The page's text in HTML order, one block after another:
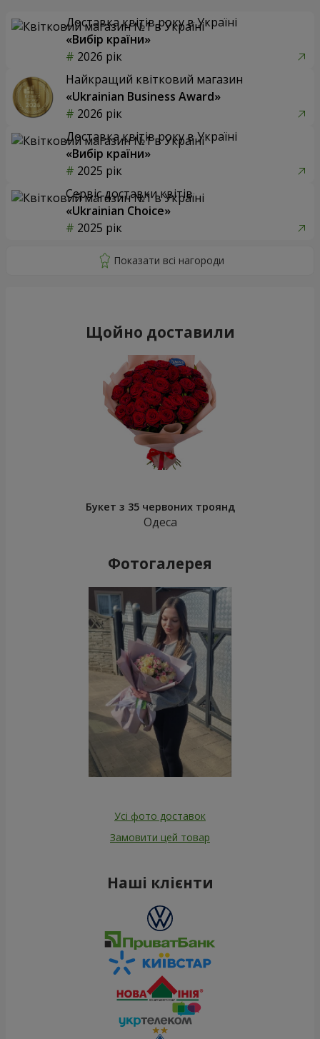
Доставка квітів року в Україні
«Вибір країни»
2026 рік
Найкращий квітковий магазин
«Ukrainian Business Award»
2026 рік
Доставка квітів року в Україні
«Вибір країни»
2025 рік
Сервіс доставки квітів
«Ukrainian Choice»
2025 рік
Щойно доставили
Букет з 35 червоних троянд
Одеса
Фотогалерея
Усі фото доставок
Замовити цей товар
Наші клієнти